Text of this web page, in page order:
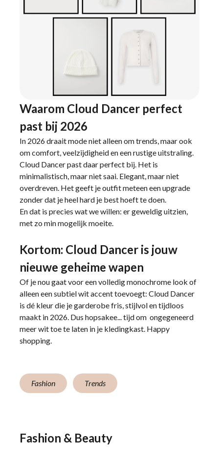
Waarom Cloud Dancer perfect
past bij 2026
In 2026 draait mode niet alleen om trends, maar ook
om comfort, veelzijdigheid en een rustige uitstraling.
Cloud Dancer past daar perfect bij. Het is
minimalistisch, maar niet saai. Elegant, maar niet
overdreven. Het geeft je outfit meteen een upgrade
zonder dat je heel hard je best hoeft te doen.
En dat is precies wat we willen: er geweldig uitzien,
met zo min mogelijk moeite.
Kortom: Cloud Dancer is jouw
nieuwe geheime wapen
Of je nou gaat voor een volledig monochrome look of
alleen een subtiel wit accent toevoegt: Cloud Dancer
is dé kleur die je garderobe fris, stijlvol en tijdloos
maakt in 2026. Dus hopsakee... tijd om ongegeneerd
meer wit toe te laten in je kledingkast. Happy
shopping.
Fashion Trends
Fashion & Beauty